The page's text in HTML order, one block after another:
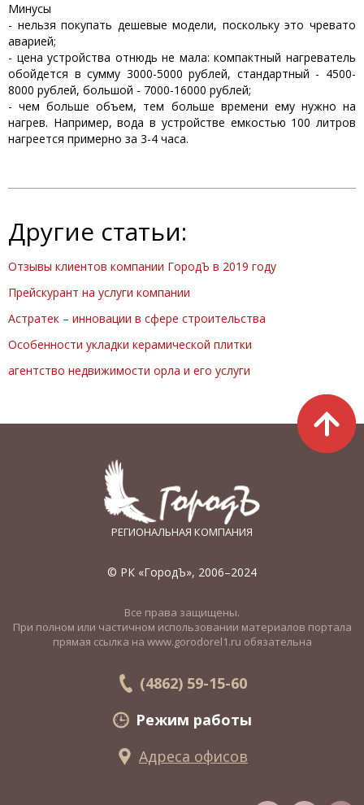
Минусы
- нельзя покупать дешевые модели, поскольку это чревато
аварией;
- цена устройства отнюдь не мала: компактный нагреватель
обойдется в сумму 3000-5000 рублей, стандартный - 4500-
8000 рублей, большой - 7000-16000 рублей;
- чем больше объем, тем больше времени ему нужно на
нагрев. Например, вода в устройстве емкостью 100 литров
нагреется примерно за 3-4 часа.
Другие статьи:
Отзывы клиентов компании ГородЪ в 2019 году
Прейскурант на услуги компании
Астратек – инновации в сфере строительства
Особенности укладки керамической плитки
агентство недвижимости орла и его услуги
РЕГИОНАЛЬНАЯ КОМПАНИЯ
© РК «ГородЪ», 2006–2024
Все права защищены.
При полном или частичном использовании материалов портала
прямая ссылка на www.gorodorel1.ru обязательна
(4862) 59-15-60
Режим работы
Адреса офисов